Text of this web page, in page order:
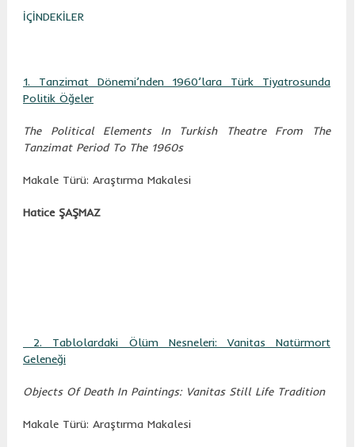
İÇİNDEKİLER
1. Tanzimat Dönemi’nden 1960’lara Türk Tiyatrosunda
Politik Öğeler
The Political Elements In Turkish Theatre From The
Tanzimat Period To The 1960s
Makale Türü: Araştırma Makalesi
Hatice ŞAŞMAZ
2. Tablolardaki Ölüm Nesneleri: Vanitas Natürmort
Geleneği
Objects Of Death In Paintings: Vanitas Still Life Tradition
Makale Türü: Araştırma Makalesi